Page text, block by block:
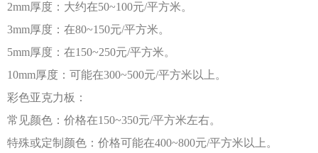
2mm厚度：大约在50~100元/平方米。
3mm厚度：在80~150元/平方米。
5mm厚度：在150~250元/平方米。
10mm厚度：可能在300~500元/平方米以上。
彩色亚克力板：
常见颜色：价格在150~350元/平方米左右。
特殊或定制颜色：价格可能在400~800元/平方米以上。